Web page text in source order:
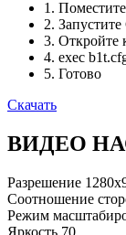
1.
2.
3. Откройте
4. exec
5. Готово
Скачать
ВИДЕО
Разрешение
Соотношение
Режим
Яркость 70